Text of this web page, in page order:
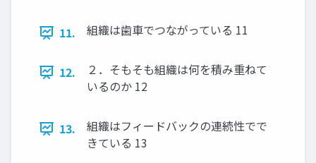
11. 組織は歯車でつながっている 11
12.
２．そもそも組織は何を積み重ねて
いるのか 12
13.
組織はフィードバックの連続性でで
きている 13